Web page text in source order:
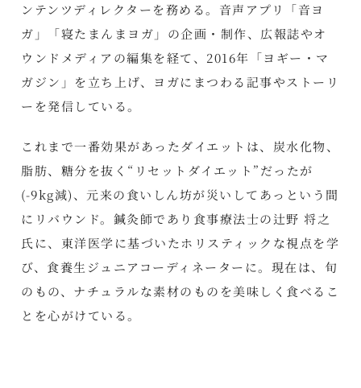
ンテンツディレクターを務める。音声アプリ「音ヨ
ガ」「寝たまんまヨガ」の企画・制作、広報誌やオ
ウンドメディアの編集を経て、2016年「ヨギー・マ
ガジン」を立ち上げ、ヨガにまつわる記事やストーリ
ーを発信している。
これまで一番効果があったダイエットは、炭水化物、
脂肪、糖分を抜く“リセットダイエット”だったが
(-9kg減)、元来の食いしん坊が災いしてあっという間
にリバウンド。鍼灸師であり食事療法士の辻野 将之
氏に、東洋医学に基づいたホリスティックな視点を学
び、食養生ジュニアコーディネーターに。現在は、旬
のもの、ナチュラルな素材のものを美味しく食べるこ
とを心がけている。